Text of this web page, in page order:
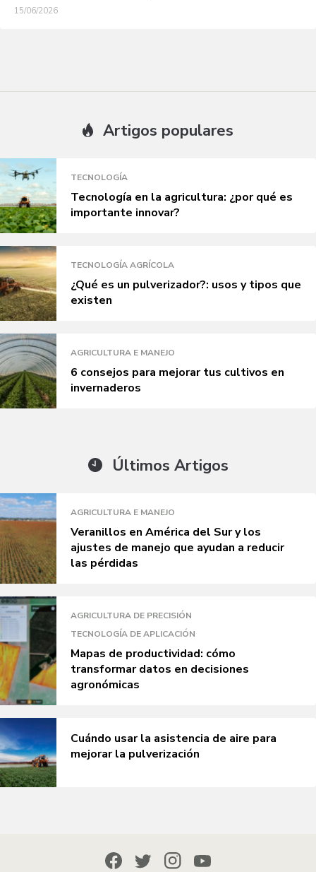
15/06/2026
Artigos populares
TECNOLOGÍA
Tecnología en la agricultura: ¿por qué es
importante innovar?
TECNOLOGÍA AGRÍCOLA
¿Qué es un pulverizador?: usos y tipos que
existen
AGRICULTURA E MANEJO
6 consejos para mejorar tus cultivos en
invernaderos
Últimos Artigos
AGRICULTURA E MANEJO
Veranillos en América del Sur y los
ajustes de manejo que ayudan a reducir
las pérdidas
AGRICULTURA DE PRECISIÓN
TECNOLOGÍA DE APLICACIÓN
Mapas de productividad: cómo
transformar datos en decisiones
agronómicas
Cuándo usar la asistencia de aire para
mejorar la pulverización